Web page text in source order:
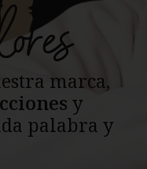
marca,
y
palabra y